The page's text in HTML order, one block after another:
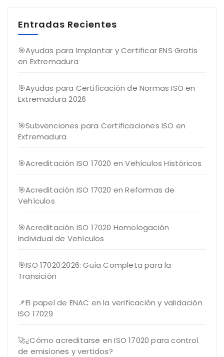
Entradas Recientes
🎯Ayudas para Implantar y Certificar ENS Gratis
en Extremadura
🎯Ayudas para Certificación de Normas ISO en
Extremadura 2026
🎯Subvenciones para Certificaciones ISO en
Extremadura
🎯Acreditación ISO 17020 en Vehículos Históricos
🎯Acreditación ISO 17020 en Reformas de
Vehículos
🎯Acreditación ISO 17020 Homologación
Individual de Vehículos
🎯ISO 17020:2026: Guía Completa para la
Transición
📌El papel de ENAC en la verificación y validación
ISO 17029
🚀¿Cómo acreditarse en ISO 17020 para control
de emisiones y vertidos?